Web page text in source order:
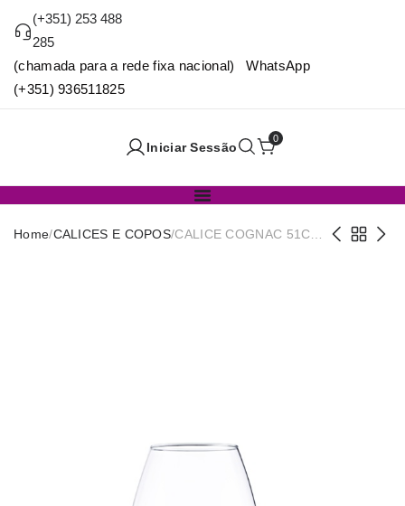
(+351) 253 488
285
(chamada para a rede fixa nacional) WhatsApp
(+351) 936511825
Iniciar Sessão
0
Home/CALICES E COPOS/CALICE COGNAC 51CL